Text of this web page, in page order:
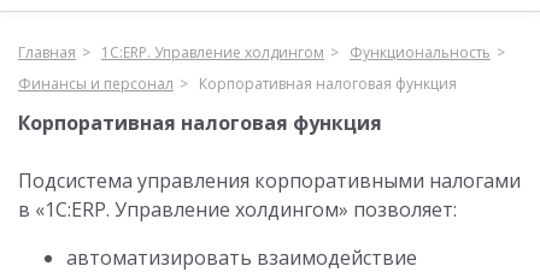
Главная 1С:ERP. Управление холдингом
Функциональность
Финансы и персонал
Корпоративная налоговая функция
Корпоративная налоговая функция
Подсистема управления корпоративными налогами
в «1С:ERP. Управление холдингом» позволяет:
автоматизировать взаимодействие